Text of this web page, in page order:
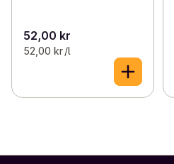
52,00 kr
52,00 kr /l